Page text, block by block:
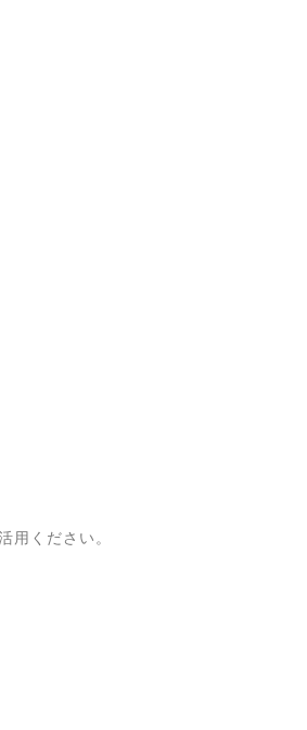
用ください。